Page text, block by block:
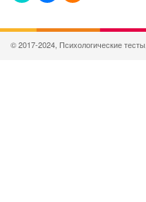
© 2017-2024, Психологические